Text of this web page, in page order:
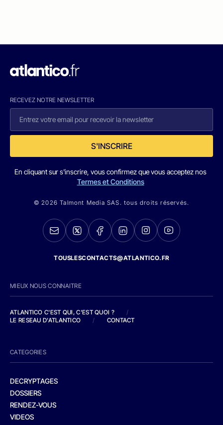
RECEVEZ NOTRE NEWSLETTER
S'INSCRIRE
En cliquant sur s'inscrire, vous confirmez que vous acceptez nos
Termes et Conditions
© 2026 Talmont Media SAS. tous droits réservés.
TOUSLESCONTACTS@ATLANTICO.FR
MIEUX NOUS CONNAITRE
ATLANTICO C'EST QUI, C'EST QUOI ?
/
LE RESEAU D'ATLANTICO
/ CONTACT
CATEGORIES
DECRYPTAGES
DOSSIERS
RENDEZ-VOUS
VIDEOS